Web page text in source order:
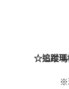
☆追蹤瑪
※